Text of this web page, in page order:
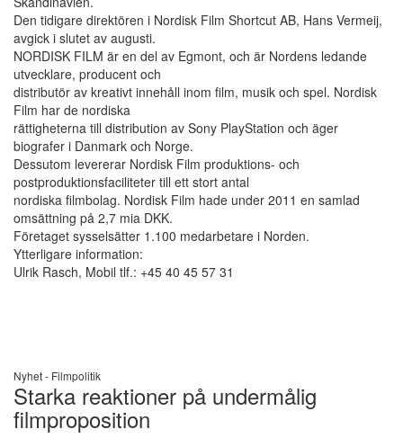
Den tidigare direktören i Nordisk Film Shortcut AB, Hans Vermeij,
avgick i slutet av augusti.
NORDISK FILM är en del av Egmont, och är Nordens ledande
utvecklare, producent och
distributör av kreativt innehåll inom film, musik och spel. Nordisk
Film har de nordiska
rättigheterna till distribution av Sony PlayStation och äger
biografer i Danmark och Norge.
Dessutom levererar Nordisk Film produktions- och
postproduktionsfaciliteter till ett stort antal
nordiska filmbolag. Nordisk Film hade under 2011 en samlad
omsättning på 2,7 mia DKK.
Företaget sysselsätter 1.100 medarbetare i Norden.
Ytterligare information:
Ulrik Rasch, Mobil tlf.: +45 40 45 57 31
Nyhet - Filmpolitik
Starka reaktioner på undermålig
filmproposition